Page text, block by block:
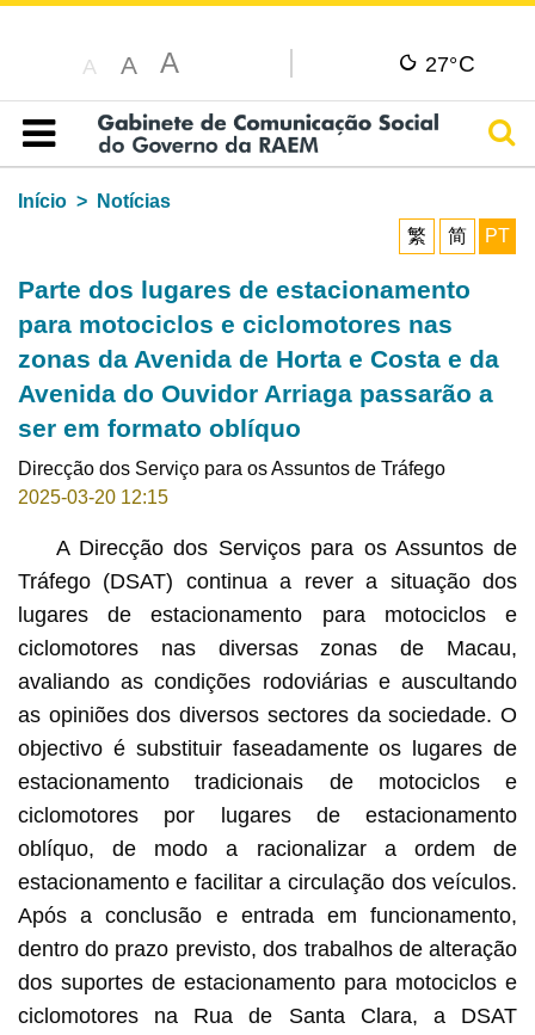
A A A 27°C
Índice
Início
Notícias
繁
简 PT
Parte dos lugares de estacionamento
para motociclos e ciclomotores nas
zonas da Avenida de Horta e Costa e da
Avenida do Ouvidor Arriaga passarão a
ser em formato oblíquo
Direcção dos Serviço para os Assuntos de Tráfego
2025-03-20 12:15
A Direcção dos Serviços para os Assuntos de
Tráfego (DSAT) continua a rever a situação dos
lugares de estacionamento para motociclos e
ciclomotores nas diversas zonas de Macau,
avaliando as condições rodoviárias e auscultando
as opiniões dos diversos sectores da sociedade. O
objectivo é substituir faseadamente os lugares de
estacionamento tradicionais de motociclos e
ciclomotores por lugares de estacionamento
oblíquo, de modo a racionalizar a ordem de
estacionamento e facilitar a circulação dos veículos.
Após a conclusão e entrada em funcionamento,
dentro do prazo previsto, dos trabalhos de alteração
dos suportes de estacionamento para motociclos e
ciclomotores na Rua de Santa Clara, a DSAT